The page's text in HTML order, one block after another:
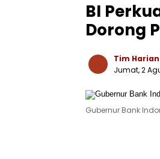
BI
Dorong
Tim
Jumat, 2
Gubernur Bank